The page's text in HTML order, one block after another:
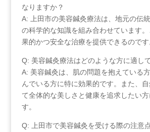
なりますか？
A: ‌上田市の美容鍼灸療法は、地元の伝
の科学的な知識を組み合わせています
果的かつ安全な治療を提供できるのです
Q: 美容鍼灸療法はどのような方に適し
A: ‍美容鍼灸は、肌の問題を抱えている
んでいる方に特に効果的です。また、
て全体的な美しさと健康を追求したい
す。
Q: 上田市で美容鍼灸を受ける際の注意